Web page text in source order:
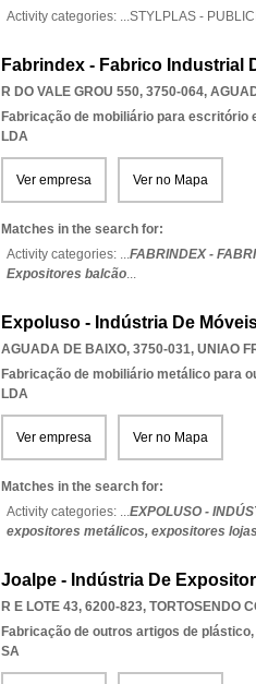
Activity categories: ...STYLPLAS -
Fabrindex - Fabrico Industrial
R DO VALE GROU 550, 3750-064,
Fabricação de mobiliário para escritório
LDA
Ver empresa Ver no Mapa
Matches in the search for:
Activity categories: ...FABRINDEX -
Expositores balcão...
Expoluso - Indústria De
AGUADA DE BAIXO, 3750-031, UNIAO
Fabricação de mobiliário metálico para
LDA
Ver empresa Ver no Mapa
Matches in the search for:
Activity categories: ...EXPOLUSO -
expositores metálicos, expositores lojas
Joalpe - Indústria De
R E LOTE 43, 6200-823, TORTOSENDO
Fabricação de outros artigos de plástico,
SA